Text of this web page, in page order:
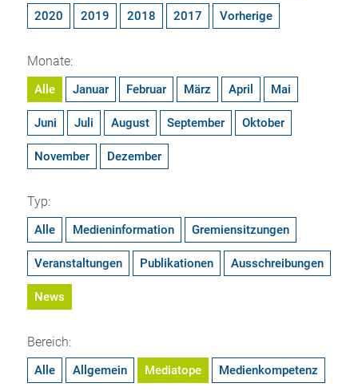
2020 2019 2018 2017 Vorherige
Monate:
Alle Januar Februar März April Mai
Juni Juli August September Oktober
November Dezember
Typ:
Alle Medieninformation Gremiensitzungen
Veranstaltungen Publikationen Ausschreibungen
News
Bereich:
Alle Allgemein Mediatope Medienkompetenz